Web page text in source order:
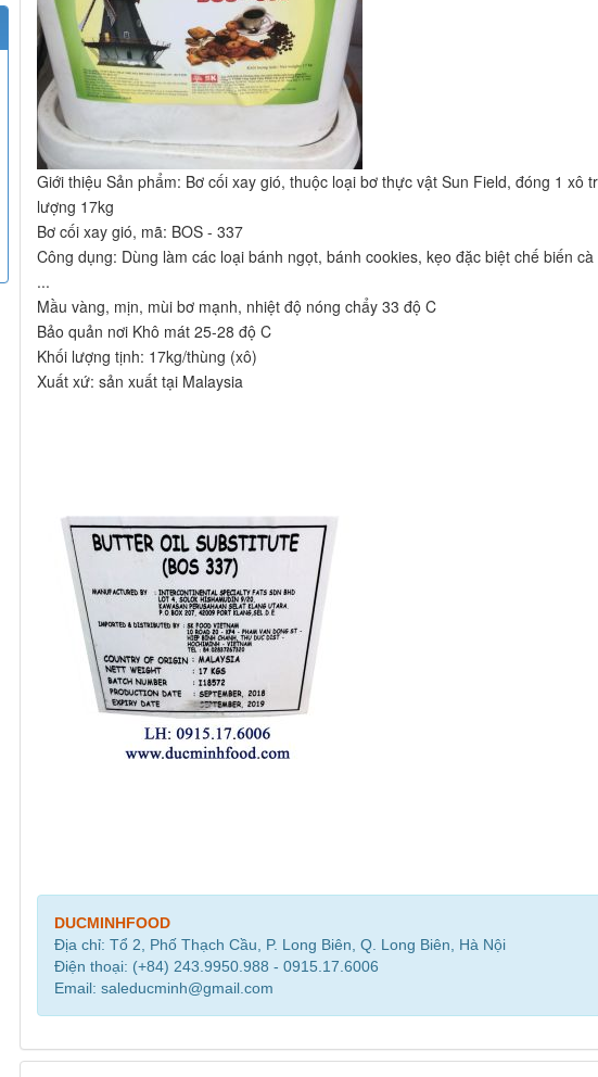
Giới thiệu Sản phẩm: Bơ cối xay gió, thuộc loại bơ thực vật Sun Field, đóng 1 xô
lượng 17kg
Bơ cối xay gió, mã: BOS - 337
Công dụng: Dùng làm các loại bánh ngọt, bánh cookies, kẹo đặc biệt chế biến cà
...
Mầu vàng, mịn, mùi bơ mạnh, nhiệt độ nóng chẩy 33 độ C
Bảo quản nơi Khô mát 25-28 độ C
Khối lượng tịnh: 17kg/thùng (xô)
Xuất xứ: sản xuất tại Malaysia
DUCMINHFOOD
Địa chỉ: Tổ 2, Phố Thạch Cầu, P. Long Biên, Q. Long Biên, Hà Nội
Điện thoại: (+84) 243.9950.988 - 0915.17.6006
Email: saleducminh@gmail.com